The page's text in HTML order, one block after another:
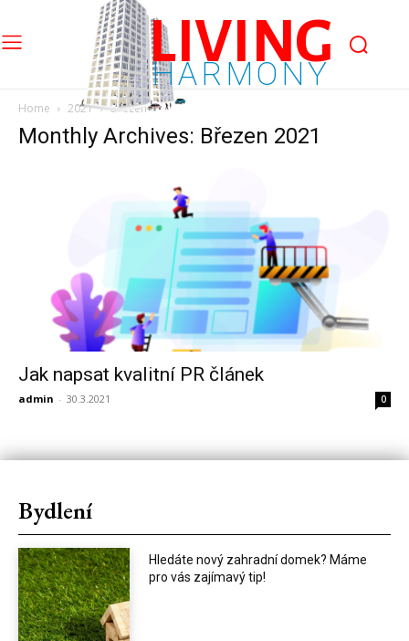
LIVING
HARMONY
Home 2021 Březen
Monthly Archives: Březen 2021
Jak napsat kvalitní PR článek
admin - 30.3.2021 0
Bydlení
Hledáte nový zahradní domek? Máme
pro vás zajímavý tip!